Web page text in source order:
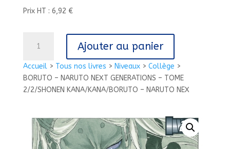
Accueil> Tous nos livres > Niveaux> Collège >
BORUTO – NARUTO NEXT GENERATIONS – TOME
2/2/SHONEN KANA/KANA/BORUTO – NARUTO NEX
Prix HT : 6,92 €
BORUTO
-
NARUTO
TOME
2/2/SHONEN
Ajouter au panier